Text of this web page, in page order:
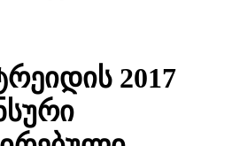
2017